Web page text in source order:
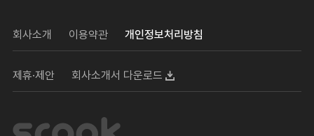
회사소개 이용약관 개인정보처리방침
제휴·제안 회사소개서 다운로드